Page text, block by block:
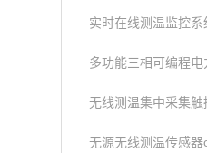
实时在线测温监控系
多功能三相可编程电
无线测温集中采集
无源无线测温传感器